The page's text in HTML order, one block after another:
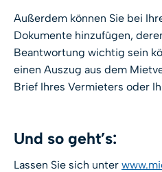
Außerdem können Sie bei
Dokumente hinzufügen,
Beantwortung wichtig sein
einen Auszug aus dem
Brief Ihres Vermieters oder
Und so geht’s:
Lassen Sie sich unter